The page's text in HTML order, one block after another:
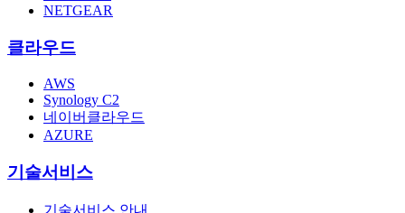
NETGEAR
클라우드
AWS
Synology C2
네이버클라우드
AZURE
기술서비스
기술서비스 안내